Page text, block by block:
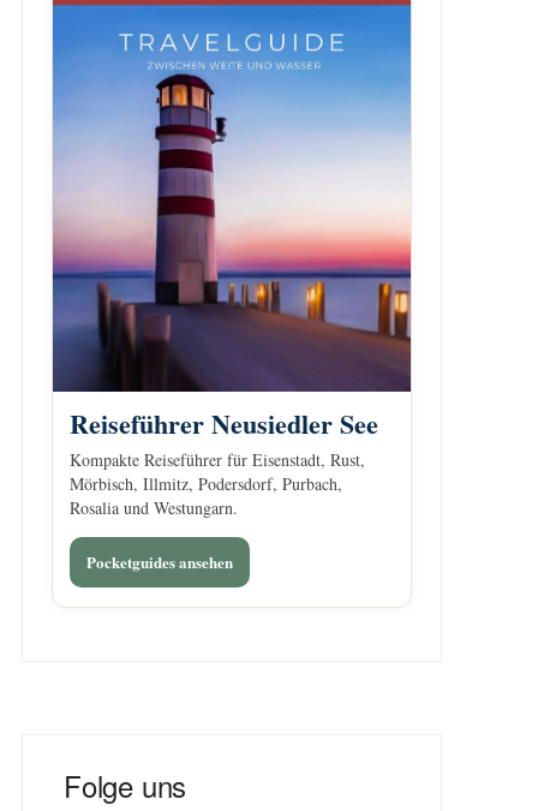
Reiseführer Neusiedler See
Kompakte Reiseführer für Eisenstadt, Rust,
Mörbisch, Illmitz, Podersdorf, Purbach,
Rosalia und Westungarn.
Pocketguides ansehen
Folge uns